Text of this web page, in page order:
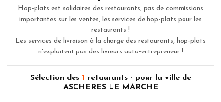
Hop-plats est solidaires des restaurants, pas de commissions
importantes sur les ventes, les services de hop-plats pour les
restaurants !
Les services de livraison à la charge des restaurants, hop-plats
n'exploitent pas des livreurs auto-entrepreneur !
Sélection des 1 retaurants - pour la ville de
ASCHERES LE MARCHE